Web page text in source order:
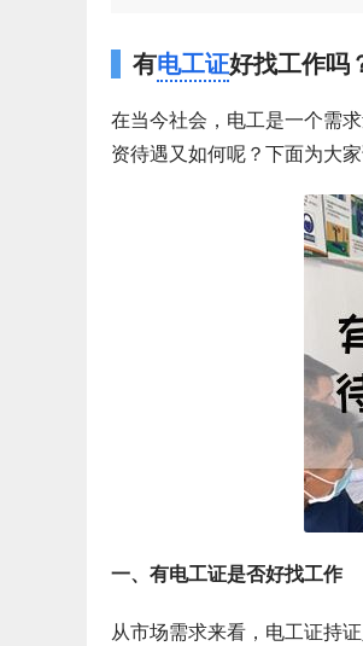
有电工证好找工作吗
在当今社会，电工是一个需
资待遇又如何呢？下面为大家
一、有电工证是否好找工作
从市场需求来看，电工证持